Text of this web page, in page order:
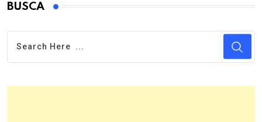
BUSCA